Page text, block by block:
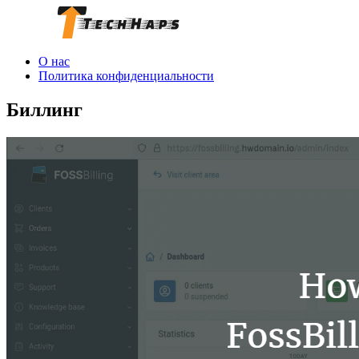
О нас
Политика конфиденциальности
Биллинг